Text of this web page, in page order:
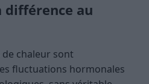
différence au
chaleur sont
fluctuations hormonales